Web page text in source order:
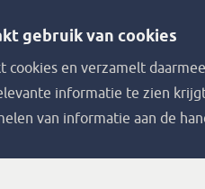
gebruik van cookies
cookies en verzamelt
informatie te zien
van informatie aan de